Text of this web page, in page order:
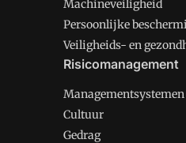
Machineveiligheid
Persoonlijke
Veiligheids- en
Risicomanagement
Managementsystemen
Cultuur
Gedrag